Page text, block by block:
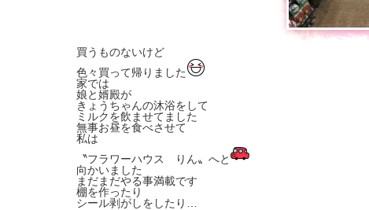
買うものないけど
色々買って帰りました
家では
娘と婿殿が
きょうちゃんの沐浴をして
ミルクを飲ませてました
無事お昼を食べさせて
私は
〝フラワーハウス りん〟へと
向かいました
まだまだやる事満載です
棚を作ったり
シール剥がしをしたり…